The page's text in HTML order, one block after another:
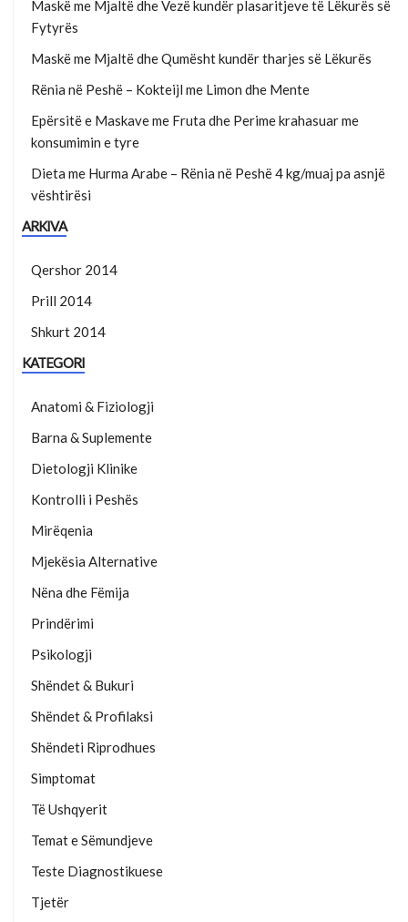
Maskë me Mjaltë dhe Vezë kundër plasaritjeve të Lëkurës së
Fytyrës
Maskë me Mjaltë dhe Qumësht kundër tharjes së Lëkurës
Rënia në Peshë – Kokteijl me Limon dhe Mente
Epërsitë e Maskave me Fruta dhe Perime krahasuar me
konsumimin e tyre
Dieta me Hurma Arabe – Rënia në Peshë 4 kg/muaj pa asnjë
vështirësi
ARKIVA
Qershor 2014
Prill 2014
Shkurt 2014
KATEGORI
Anatomi & Fiziologji
Barna & Suplemente
Dietologji Klinike
Kontrolli i Peshës
Mirëqenia
Mjekësia Alternative
Nëna dhe Fëmija
Prindërimi
Psikologji
Shëndet & Bukuri
Shëndet & Profilaksi
Shëndeti Riprodhues
Simptomat
Të Ushqyerit
Temat e Sëmundjeve
Teste Diagnostikuese
Tjetër